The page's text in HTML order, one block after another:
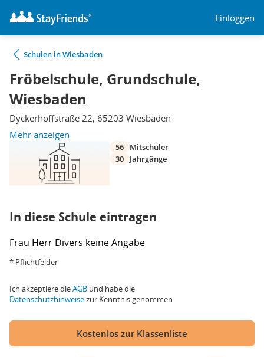
Einloggen
Schulen in Wiesbaden
Fröbelschule, Grundschule,
Wiesbaden
Dyckerhoffstraße 22, 65203 Wiesbaden
Mehr anzeigen
56
Mitschüler
30
Jahrgänge
In diese Schule eintragen
Frau Herr Divers keine Angabe
* Pflichtfelder
Ich akzeptiere dieAGB und habe die
Datenschutzhinweisezur Kenntnis genommen.
Kostenlos zur Klassenliste